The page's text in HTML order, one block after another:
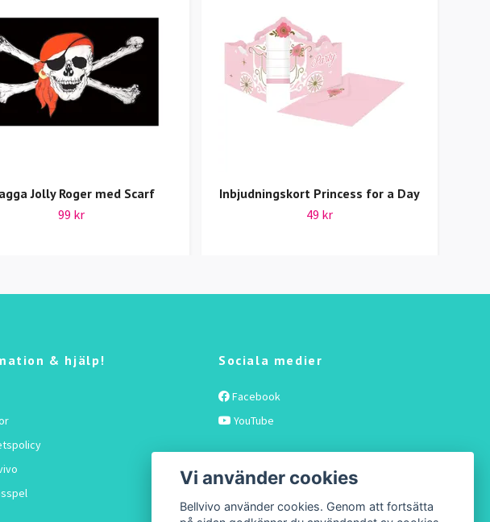
Jolly Roger med Scarf
99 kr
Inbjudningskort Princess for a Day
49 kr
& hjälp! Sociala medier
Facebook
YouTube
Vi använder cookies
Bellvivo använder cookies. Genom att fortsätta